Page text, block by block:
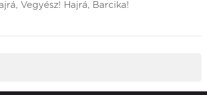
Vegyész! Hajrá, Barcika!